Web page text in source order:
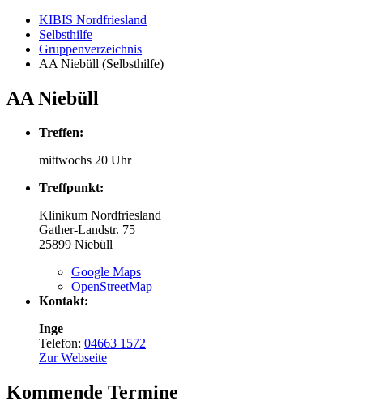
KIBIS Nordfriesland
Selbsthilfe
Gruppenverzeichnis
AA Niebüll (Selbsthilfe)
AA Niebüll
Treffen:
mittwochs 20 Uhr
Treffpunkt:
Klinikum Nordfriesland
Gather-Landstr. 75
25899 Niebüll
Google Maps
OpenStreetMap
Kontakt:
Inge
Telefon: 04663 1572
Zur Webseite
Kommende Termine